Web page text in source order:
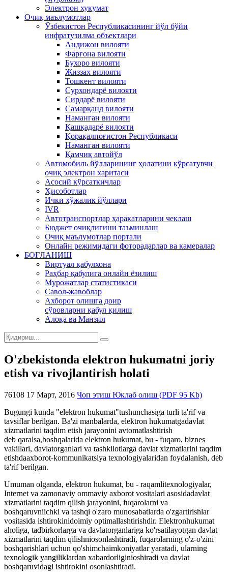
Электрон хукумат
Очиқ маълумотлар
Ўзбекистон Республикасининг йўл бўйи
инфратузилма объектлари
Андижон вилояти
Фарғона вилояти
Бухоро вилояти
Жиззах вилояти
Тошкент вилояти
Сурхондарё вилояти
Сирдарё вилояти
Самарқанд вилояти
Наманган вилояти
Қашқадарё вилояти
Қорақалпоғистон Республикаси
Наманган вилояти
Қамчиқ автойўл
Автомобиль йўлларининг ҳолатини кўрсатувчи
очиқ электрон харитаси
Асосий кўрсаткичлар
Ҳисоботлар
Ички хўжалик йўллари
IVR
Автотранспортлар ҳаракатларини чеклаш
Бюджет очиқлигини таъминлаш
Очиқ маълумотлар портали
Онлайн режимидаги фоторадарлар ва камералар
БОҒЛАНИШ
Виртуал қабулхона
Раҳбар қабулига онлайн ёзилиш
Мурожатлар статистикаси
Савол-жавоблар
Ахборот олишга доир
сўровларни қабул қилиш
Алоқа ва Манзил
O'zbekistonda elektron hukumatni joriy
etish va rivojlantirish holati
76108 17 Март, 2016 Чоп этиш Юклаб олиш (PDF 95 Kb)
Bugungi kunda "elektron hukumat"tushunchasiga turli ta'rif va
tavsiflar berilgan. Ba'zi manbalarda, elektron hukumatgadavlat
xizmatlarini taqdim etish jarayonini avtomatlashtirish
deb qaralsa,boshqalarida elektron hukumat, bu - fuqaro, biznes
vakillari, davlatorganlari va tashkilotlarga davlat xizmatlarini taqdim
etishdaaxborot-kommunikatsiya texnologiyalaridan foydalanish, deb
ta'rif berilgan.
Umuman olganda, elektron hukumat, bu - raqamlitexnologiyalar,
Internet va zamonaviy ommaviy axborot vositalari asosidadavlat
xizmatlarini taqdim qilish jarayonini, fuqarolarni va
boshqaruvniichki va tashqi o'zaro munosabatlarda o'zgartirishlar
vositasida ishtirokinidoimiy optimallashtirishdir. Elektronhukumat
aholiga, tadbirkorlarga va davlatorganlariga ko'rsatilayotgan davlat
xizmatlarini taqdim qilishniosonlashtiradi, fuqarolarning o'z-o'zini
boshqarishlari uchun qo'shimchaimkoniyatlar yaratadi, ularning
texnologik yangiliklardan xabardorliginioshiradi va davlat
boshqaruvidagi ishtirokini osonlashtiradi.